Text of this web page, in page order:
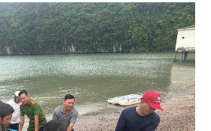
TƯ CÁCH
AN CÁCH MỆNH LÀ: